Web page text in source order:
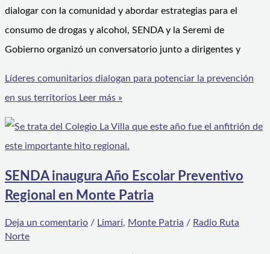
dialogar con la comunidad y abordar estrategias para el
consumo de drogas y alcohol, SENDA y la Seremi de
Gobierno organizó un conversatorio junto a dirigentes y
Líderes comunitarios dialogan para potenciar la prevención
en sus territorios Leer más »
SENDA inaugura Año Escolar Preventivo
Regional en Monte Patria
Deja un comentario / Limarí, Monte Patria / Radio Ruta
Norte